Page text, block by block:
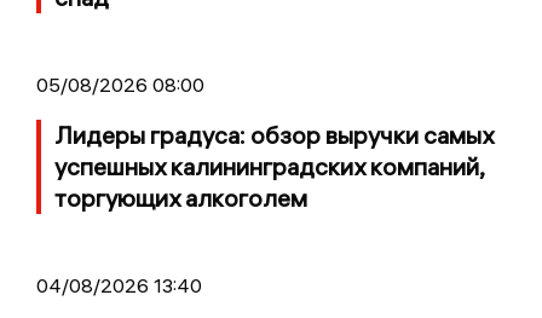
05/08/2026 08:00
Лидеры градуса: обзор выручки самых
успешных калининградских компаний,
торгующих алкоголем
04/08/2026 13:40